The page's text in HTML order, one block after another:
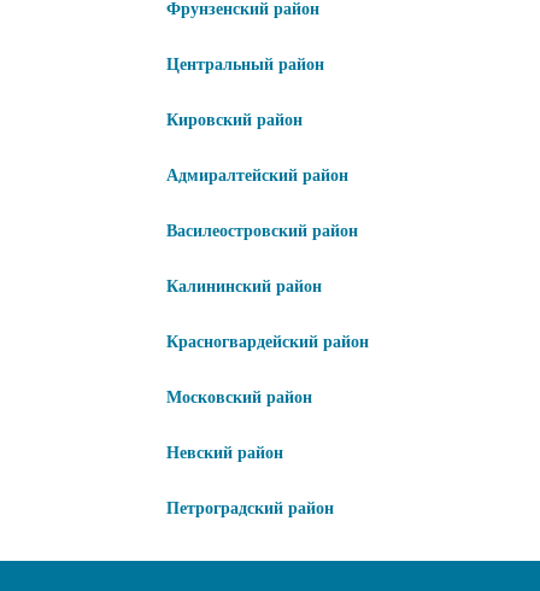
Фрунзенский район
Центральный район
Кировский район
Адмиралтейский район
Василеостровский район
Калининский район
Красногвардейский район
Московский район
Невский район
Петроградский район